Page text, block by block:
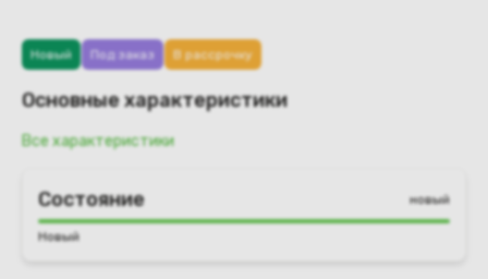
Новый Под заказ В рассрочку
Основные характеристики
Все характеристики
Состояние новый
Новый